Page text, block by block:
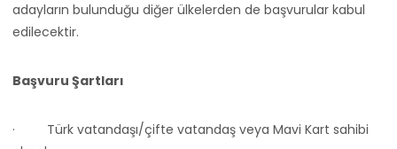
adayların bulunduğu diğer ülkelerden de başvurular kabul
edilecektir.
Başvuru Şartları
· Türk vatandaşı/çifte vatandaş veya Mavi Kart sahibi